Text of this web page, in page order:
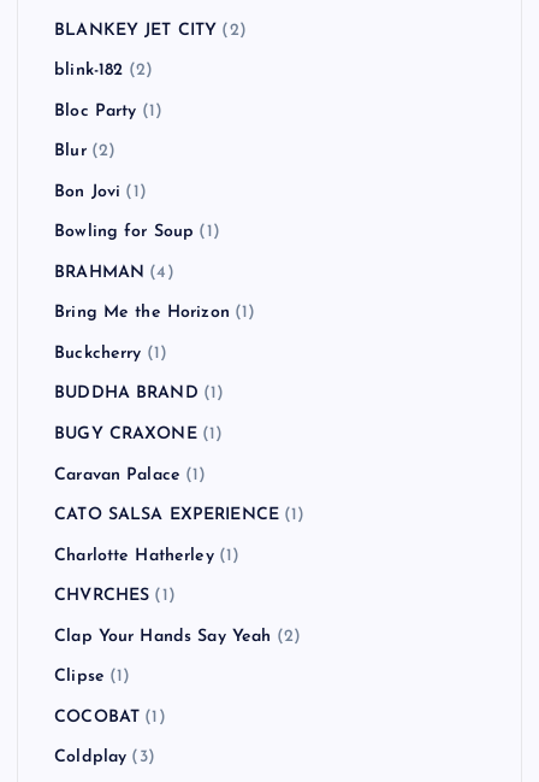
BLANKEY JET CITY (2)
blink-182 (2)
Bloc Party (1)
Blur(2)
Bon Jovi (1)
Bowling for Soup (1)
BRAHMAN (4)
Bring Me the Horizon (1)
Buckcherry (1)
BUDDHA BRAND (1)
BUGY CRAXONE(1)
Caravan Palace (1)
CATO SALSA EXPERIENCE (1)
Charlotte Hatherley(1)
CHVRCHES (1)
Clap Your Hands Say Yeah (2)
Clipse (1)
COCOBAT (1)
Coldplay (3)